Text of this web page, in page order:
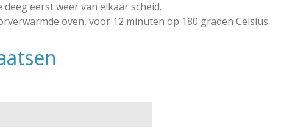
eerst weer van elkaar scheid.
oven, voor 12 minuten op 180 graden Celsius.